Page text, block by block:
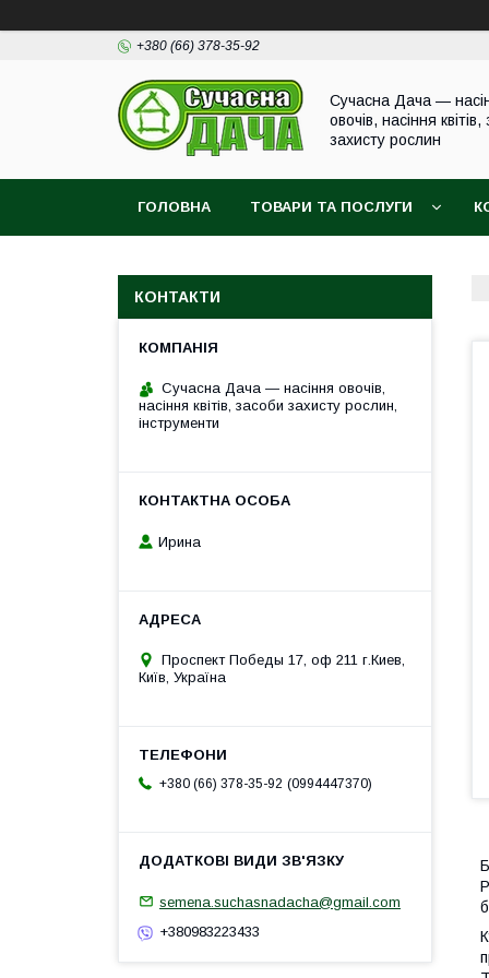
+380 (66) 378-35-92
Сучасна Дача —
овочів, насіння
захисту рослин
ГОЛОВНА ТОВАРИ ТА ПОСЛУГИ
КОНТАКТИ
Сучасна Дача — насіння овочів,
насіння квітів, засоби захисту рослин,
інструменти
Ирина
Проспект Победы 17, оф 211 г.Киев,
Київ, Україна
+380 (66) 378-35-92 0994447370
semena.suchasnadacha@gmail.com
+380983223433